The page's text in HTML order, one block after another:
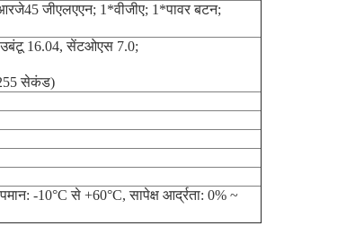
जीएलएएन; 1*वीजीए; 1*पावर बटन;
उबंटू 16.04, सेंटओएस 7.0;
255 सेकंड)
-10°C से +60°C, सापेक्ष आर्द्रता: 0% ~